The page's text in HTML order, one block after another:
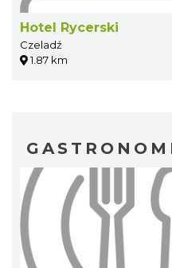
Hotel Rycerski
Czeladź
1.87 km